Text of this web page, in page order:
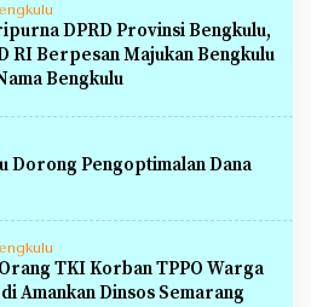
DPRD Provinsi Bengkulu,
RI Berpesan Majukan Bengkulu
Bengkulu
Dorong Pengoptimalan Dana
TKI Korban TPPO Warga
Amankan Dinsos Semarang